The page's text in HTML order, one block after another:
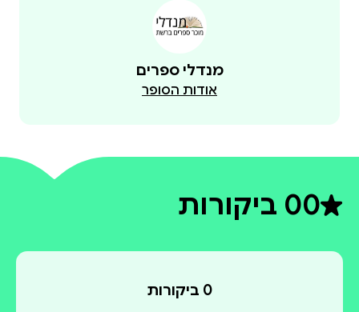
מנדלי ספרים
אודות הסופר
0דירוג ממוצע 0 מתוך 5
0 ביקורות
0 ביקורות